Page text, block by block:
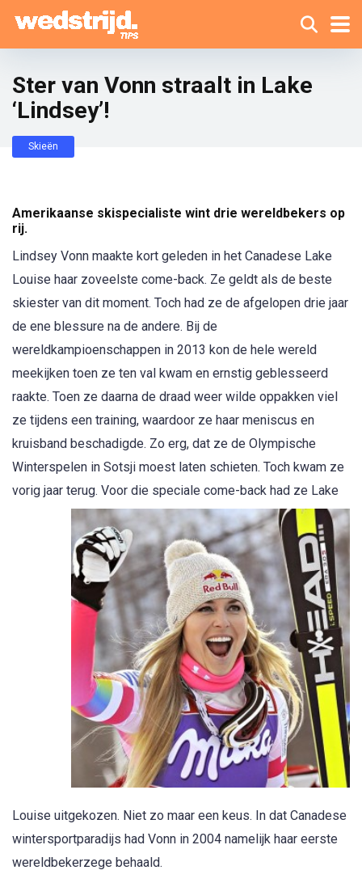
Ster van Vonn straalt in Lake
‘Lindsey’!
Skieën
Amerikaanse skispecialiste wint drie wereldbekers op
rij.
Lindsey Vonn maakte kort geleden in het Canadese Lake
Louise haar zoveelste come-back. Ze geldt als de beste
skiester van dit moment. Toch had ze de afgelopen drie jaar
de ene blessure na de andere. Bij de
wereldkampioenschappen in 2013 kon de hele wereld
meekijken toen ze ten val kwam en ernstig geblesseerd
raakte. Toen ze daarna de draad weer wilde oppakken viel
ze tijdens een training, waardoor ze haar meniscus en
kruisband beschadigde. Zo erg, dat ze de Olympische
Winterspelen in Sotsji moest laten schieten. Toch kwam ze
vorig jaar terug. Voor die speciale come-back had ze Lake
Louise uitgekozen. Niet zo maar een keus. In dat Canadese
wintersportparadijs had Vonn in 2004 namelijk haar eerste
wereldbekerzege behaald.